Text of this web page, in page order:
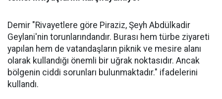
Demir "Rivayetlere göre Piraziz, Şeyh Abdülkadir
Geylani'nin torunlarındandır. Burası hem türbe ziyareti
yapılan hem de vatandaşların piknik ve mesire alanı
olarak kullandığı önemli bir uğrak noktasıdır. Ancak
bölgenin ciddi sorunları bulunmaktadır." ifadelerini
kullandı.